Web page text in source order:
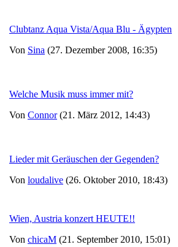
Clubtanz Aqua Vista/Aqua Blu - Ägypten
Von Sina (27. Dezember 2008, 16:35)
Welche Musik muss immer mit?
Von Connor(21. März 2012, 14:43)
Lieder mit Geräuschen der Gegenden?
Von loudalive (26. Oktober 2010, 18:43)
Wien, Austria konzert HEUTE!!
Von chicaM (21. September 2010, 15:01)